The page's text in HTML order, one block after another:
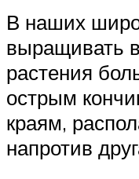
В наших
выращивать
растения
острым
краям,
напротив